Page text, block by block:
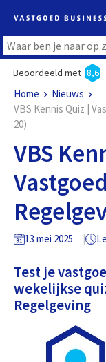
Beoordeeld met 8,6
Home
Nieuws
VBS Kennis Quiz |
20)
VBS
13 mei 2025
Test je
wekelijkse
Regelgeving